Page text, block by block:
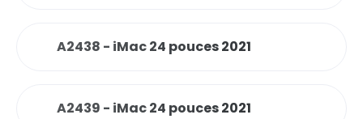
A2438 - iMac 24 pouces 2021
A2439 - iMac 24 pouces 2021